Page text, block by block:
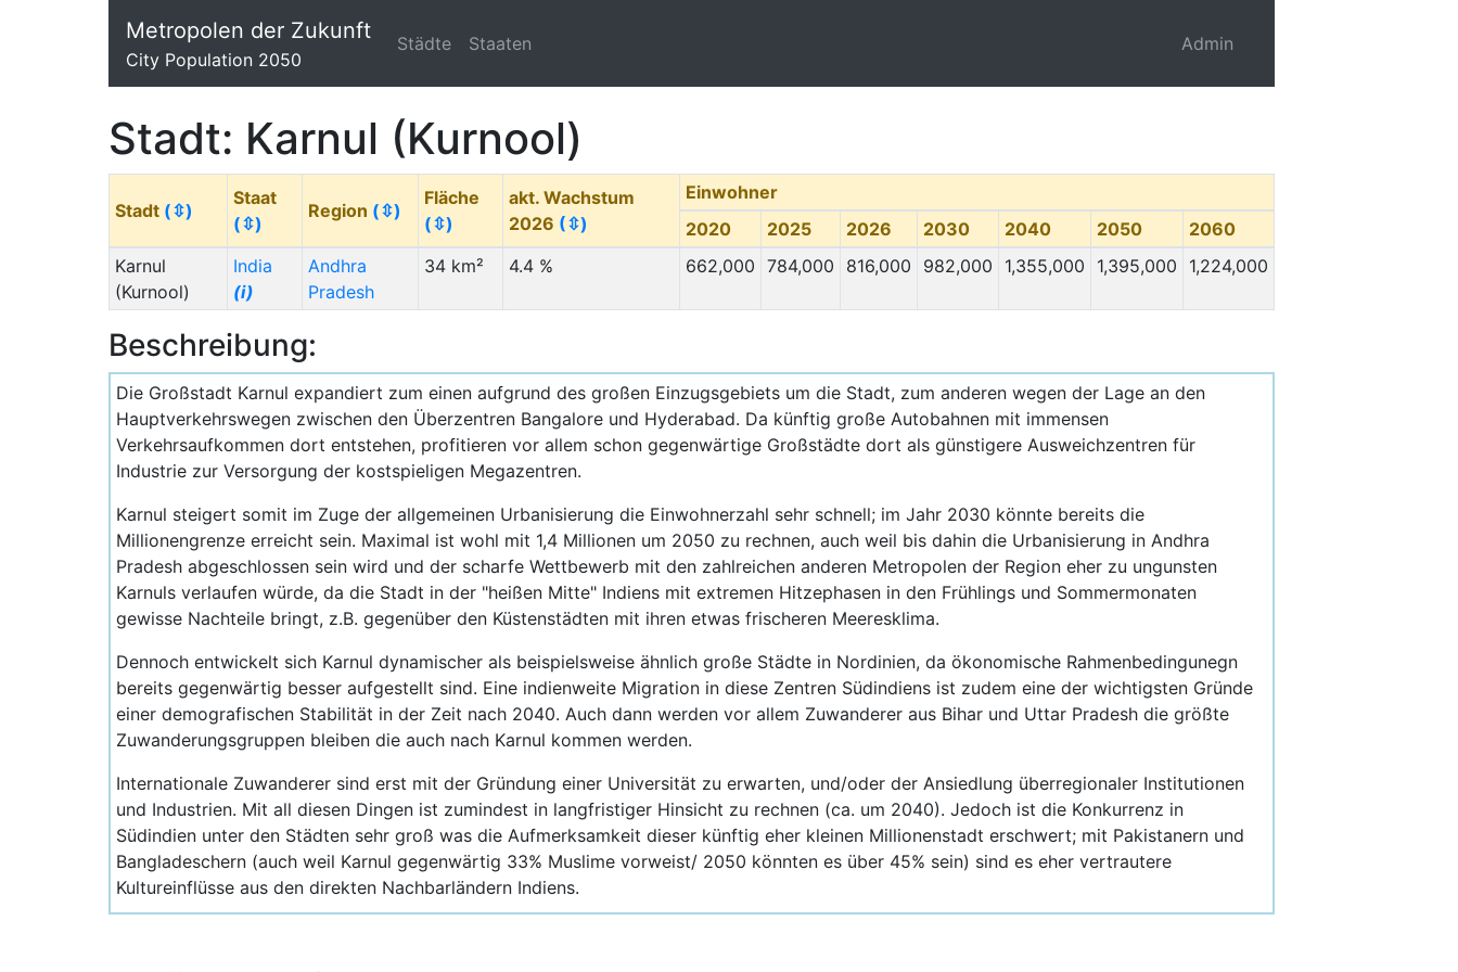
Metropolen der Zukunft
City Population 2050
Städte Staaten Admin
Stadt: Karnul (Kurnool)
Stadt (⇳)
Staat
(⇳)
Region (⇳)
Fläche
(⇳)
akt. Wachstum
2026 (⇳)
Einwohner
2020
2025 2026 2030 2040 2050
2060
Karnul
(Kurnool)
India
(i)
Andhra
Pradesh
34 km² 4.4 % 662,000 784,000 816,000 982,000 1,355,000 1,395,000 1,224,000
Beschreibung:
Die Großstadt Karnul expandiert zum einen aufgrund des großen Einzugsgebiets um die Stadt, zum anderen wegen der Lage an den
Hauptverkehrswegen zwischen den Überzentren Bangalore und Hyderabad. Da künftig große Autobahnen mit immensen
Verkehrsaufkommen dort entstehen, profitieren vor allem schon gegenwärtige Großstädte dort als günstigere Ausweichzentren für
Industrie zur Versorgung der kostspieligen Megazentren.
Karnul steigert somit im Zuge der allgemeinen Urbanisierung die Einwohnerzahl sehr schnell; im Jahr 2030 könnte bereits die
Millionengrenze erreicht sein. Maximal ist wohl mit 1,4 Millionen um 2050 zu rechnen, auch weil bis dahin die Urbanisierung in Andhra
Pradesh abgeschlossen sein wird und der scharfe Wettbewerb mit den zahlreichen anderen Metropolen der Region eher zu ungunsten
Karnuls verlaufen würde, da die Stadt in der "heißen Mitte" Indiens mit extremen Hitzephasen in den Frühlings und Sommermonaten
gewisse Nachteile bringt, z.B. gegenüber den Küstenstädten mit ihren etwas frischeren Meeresklima.
Dennoch entwickelt sich Karnul dynamischer als beispielsweise ähnlich große Städte in Nordinien, da ökonomische Rahmenbedingunegn
bereits gegenwärtig besser aufgestellt sind. Eine indienweite Migration in diese Zentren Südindiens ist zudem eine der wichtigsten Gründe
einer demografischen Stabilität in der Zeit nach 2040. Auch dann werden vor allem Zuwanderer aus Bihar und Uttar Pradesh die größte
Zuwanderungsgruppen bleiben die auch nach Karnul kommen werden.
Internationale Zuwanderer sind erst mit der Gründung einer Universität zu erwarten, und/oder der Ansiedlung überregionaler Institutionen
und Industrien. Mit all diesen Dingen ist zumindest in langfristiger Hinsicht zu rechnen (ca. um 2040). Jedoch ist die Konkurrenz in
Südindien unter den Städten sehr groß was die Aufmerksamkeit dieser künftig eher kleinen Millionenstadt erschwert; mit Pakistanern und
Bangladeschern (auch weil Karnul gegenwärtig 33% Muslime vorweist/ 2050 könnten es über 45% sein) sind es eher vertrautere
Kultureinflüsse aus den direkten Nachbarländern Indiens.